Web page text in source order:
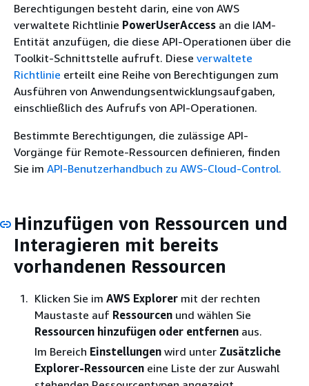
Berechtigungen besteht darin, eine von AWS
verwaltete Richtlinie PowerUserAccess an die IAM-
Entität anzufügen, die diese API-Operationen über die
Toolkit-Schnittstelle aufruft. Diese verwaltete
Richtlinie erteilt eine Reihe von Berechtigungen zum
Ausführen von Anwendungsentwicklungsaufgaben,
einschließlich des Aufrufs von API-Operationen.
Bestimmte Berechtigungen, die zulässige API-
Vorgänge für Remote-Ressourcen definieren, finden
Sie im API-Benutzerhandbuch zu AWS-Cloud-Control.
Hinzufügen von Ressourcen und
Interagieren mit bereits
vorhandenen Ressourcen
Klicken Sie im AWS Explorer mit der rechten
Maustaste auf Ressourcen und wählen Sie
Ressourcen hinzufügen oder entfernen aus.
Im Bereich Einstellungen wird unter Zusätzliche
Explorer-Ressourcen eine Liste der zur Auswahl